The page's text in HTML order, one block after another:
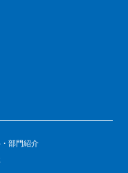
部門紹介